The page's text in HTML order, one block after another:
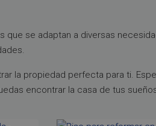
que se adaptan a diversas
la propiedad perfecta para ti.
encontrar la casa de tus